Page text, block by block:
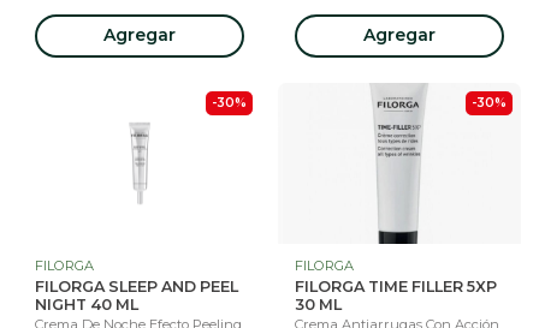
Agregar Agregar
-30%
FILORGA
FILORGA SLEEP AND PEEL
NIGHT 40 ML
-30%
FILORGA
FILORGA TIME FILLER 5XP
30 ML